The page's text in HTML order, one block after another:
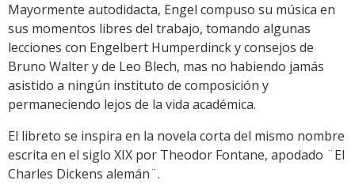
Mayormente autodidacta, Engel compuso su música en
sus momentos libres del trabajo, tomando algunas
lecciones con Engelbert Humperdinck y consejos de
Bruno Walter y de Leo Blech, mas no habiendo jamás
asistido a ningún instituto de composición y
permaneciendo lejos de la vida académica.
El libreto se inspira en la novela corta del mismo nombre
escrita en el siglo XIX por Theodor Fontane, apodado ¨El
Charles Dickens alemán¨.